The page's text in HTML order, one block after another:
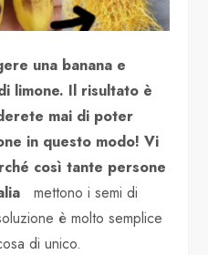
una banana e
limone. Il risultato è
mai di poter
in questo modo!Vi
così tante persone
mettono i semi di
è molto semplice
di unico.